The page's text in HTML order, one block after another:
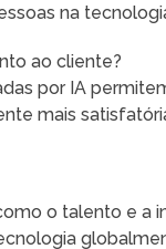
na
ao cliente?
por IA
mais
o talento e a